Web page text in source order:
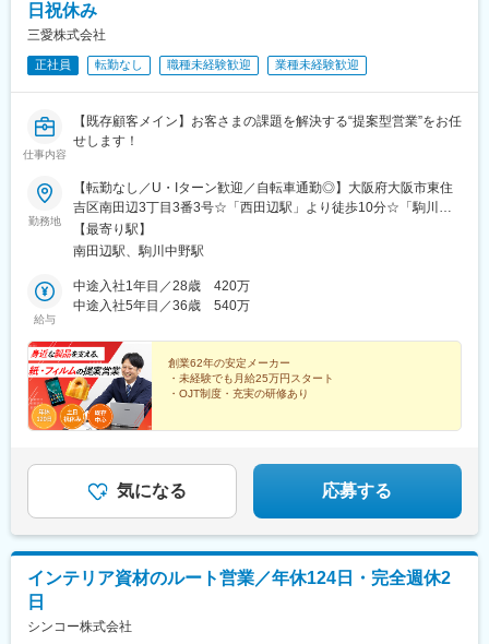
日祝休み
三愛株式会社
正社員 転勤なし 職種未経験歓迎 業種未経験歓迎
仕事内容
【既存顧客メイン】お客さまの課題を解決する“提案型営業”をお任
せします！
勤務地
【転勤なし／U・Iターン歓迎／自転車通勤◎】大阪府大阪市東住
吉区南田辺3丁目3番3号☆「西田辺駅」より徒歩10分☆「駒川中
野駅」より徒歩10分☆「南田辺駅」より徒歩10分阿倍野区・住吉
区・東住吉区エリアから通勤する社員も多数活躍中！※受動喫煙対
【最寄り駅】
南田辺駅、駒川中野駅
給与
中途入社1年目／28歳 420万
中途入社5年目／36歳 540万
創業62年の安定メーカー
・未経験でも月給25万円スタート
・OJT制度・充実の研修あり
気になる 応募する
インテリア資材のルート営業／年休124日・完全週休2
日
シンコー株式会社